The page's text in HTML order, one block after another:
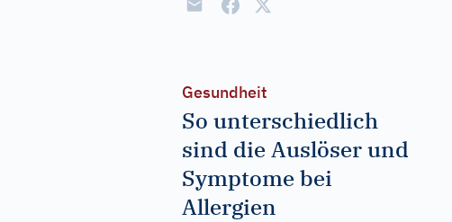
Gesundheit
So unterschiedlich
sind die Auslöser und
Symptome bei
Allergien